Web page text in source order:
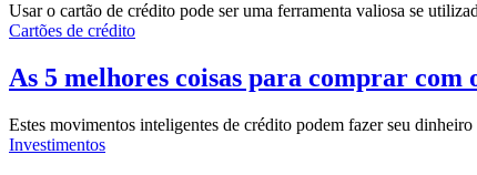
Usar o cartão de crédito pode ser uma ferramenta valiosa se
Cartões de crédito
As 5 melhores coisas para comprar com
Estes movimentos inteligentes de crédito podem fazer seu
Investimentos